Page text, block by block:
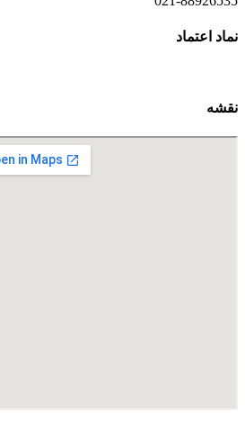
نماد اعتماد
نقشه